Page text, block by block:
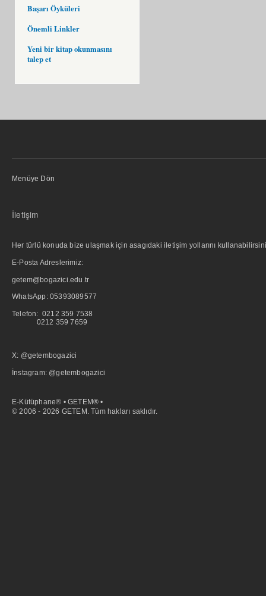
Başarı Öyküleri
Önemli Linkler
Yeni bir kitap okunmasını
talep et
Menüye Dön
İletişim
Her türlü konuda bize ulaşmak için asagıdaki iletişim yollarını
E-Posta Adreslerimiz:
getem@bogazici.edu.tr
WhatsApp: 05393089577
Telefon: 0212 359 7538
0212 359 7659
X: @getembogazici
İnstagram: @getembogazici
E-Kütüphane® • GETEM® •
© 2006 - 2026 GETEM. Tüm hakları saklıdır.